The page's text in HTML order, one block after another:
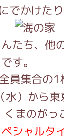
でかけたり
たち、他
す。
）から東
まのがっ
シャルタ
いんしつ
部